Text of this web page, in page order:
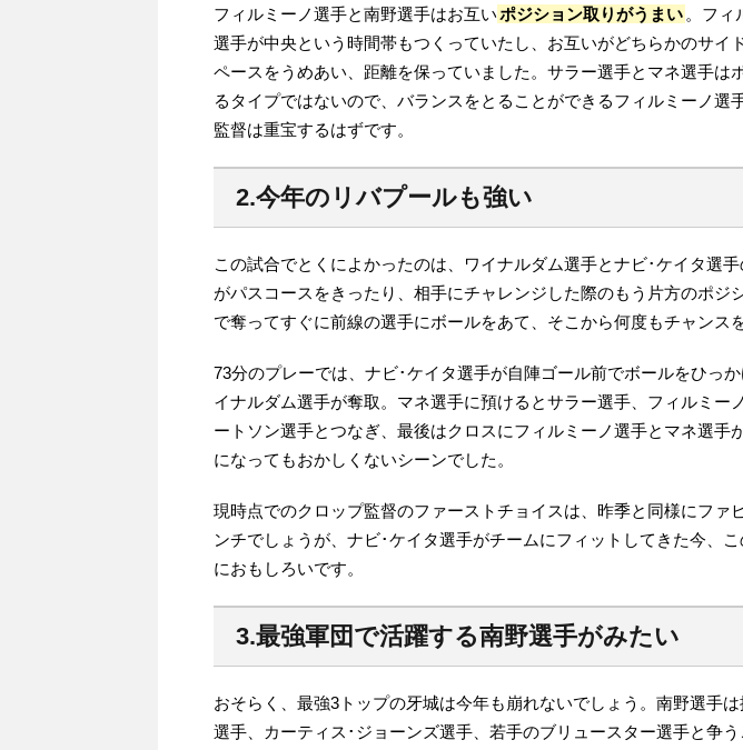
フィルミーノ選手と南野選手はお互いポジション取りがうまい 。フィ
選手が中央という時間帯もつくっていたし、お互いがどちらかのサイ
ペースをうめあい、距離を保っていました。サラー選手とマネ選手は
るタイプではないので、バランスをとることができるフィルミーノ選
監督は重宝するはずです。
2.今年のリバプールも強い
この試合でとくによかったのは、ワイナルダム選手とナビ･ケイタ選
がパスコースをきったり、相手にチャレンジした際のもう片方のポジ
で奪ってすぐに前線の選手にボールをあて、そこから何度もチャンス
73分のプレーでは、ナビ･ケイタ選手が自陣ゴール前でボールをひっ
イナルダム選手が奪取。マネ選手に預けるとサラー選手、フィルミー
ートソン選手とつなぎ、最後はクロスにフィルミーノ選手とマネ選手
になってもおかしくないシーンでした。
現時点でのクロップ監督のファーストチョイスは、昨季と同様にファ
ンチでしょうが、ナビ･ケイタ選手がチームにフィットしてきた今、
におもしろいです。
3.最強軍団で活躍する南野選手がみたい
おそらく、最強3トップの牙城は今年も崩れないでしょう。南野選手
選手、カーティス･ジョーンズ選手、若手のブリュースター選手と争